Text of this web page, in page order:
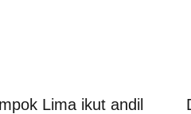
Lima ikut andil